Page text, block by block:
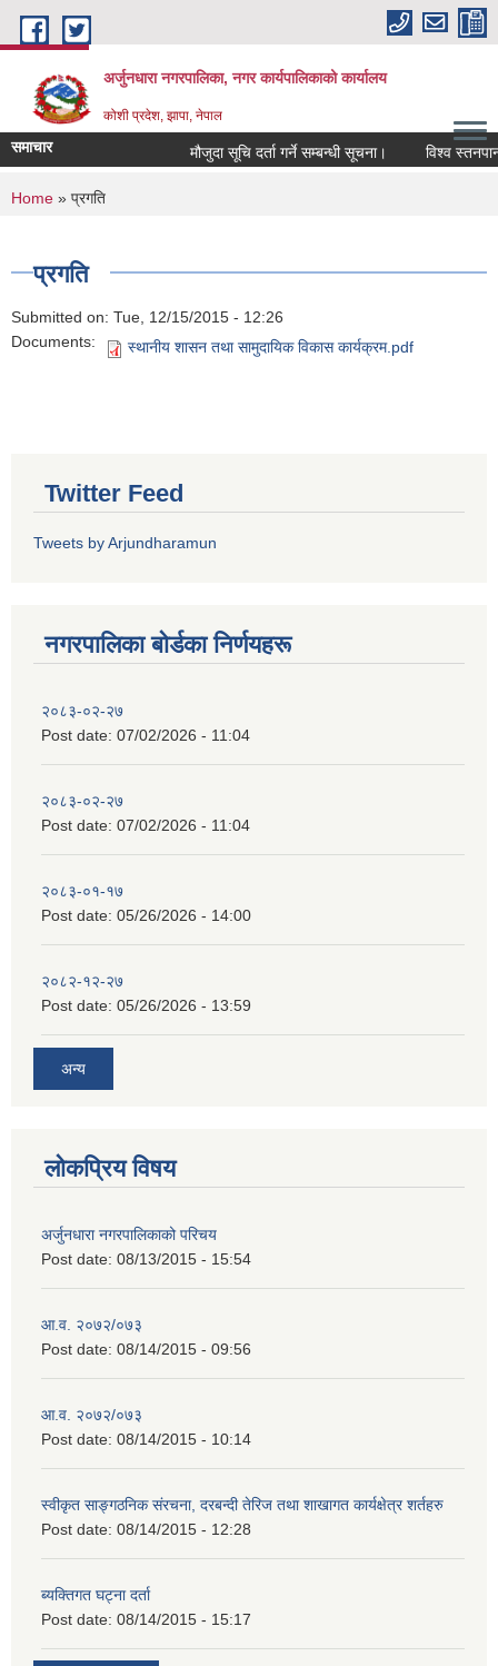
Skip to main content
अर्जुनधारा नगरपालिका, नगर कार्यपालिकाको कार्यालय
कोशी प्रदेश, झापा, नेपाल
समाचार मौजुदा सूचि दर्ता गर्ने सम्बन्धी सूचना। विश्व
You are here
Home » प्रगति
प्रगति
Submitted on: Tue, 12/15/2015 - 12:26
Documents:
स्थानीय शासन तथा सामुदायिक विकास कार्यक्रम.pdf
Twitter Feed
Tweets by Arjundharamun
नगरपालिका बाेर्डका निर्णयहरू
२०८३-०२-२७
Post date: 07/02/2026 - 11:04
२०८३-०२-२७
Post date: 07/02/2026 - 11:04
२०८३-०१-१७
Post date: 05/26/2026 - 14:00
२०८२-१२-२७
Post date: 05/26/2026 - 13:59
अन्य
लोकप्रिय विषय
अर्जुनधारा नगरपालिकाको परिचय
Post date: 08/13/2015 - 15:54
आ.व. २०७२/०७३
Post date: 08/14/2015 - 09:56
आ.व. २०७२/०७३
Post date: 08/14/2015 - 10:14
स्वीकृत साङ्गठनिक संरचना, दरबन्दी तेरिज तथा शाखागत कार्यक्षेत्र शर्तहरु
Post date: 08/14/2015 - 12:28
ब्यक्तिगत घट्ना दर्ता
Post date: 08/14/2015 - 15:17